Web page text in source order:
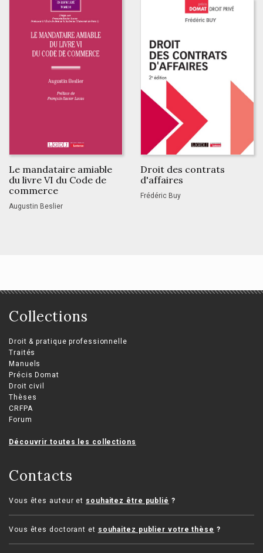
Le mandataire amiable
du livre VI du Code de
commerce
Augustin Beslier
Droit des contrats
d'affaires
Frédéric Buy
Collections
Droit & pratique professionnelle
Traités
Manuels
Précis Domat
Droit civil
Thèses
CRFPA
Forum
Découvrir toutes les collections
Contacts
Vous êtes auteur et souhaitez être publié ?
Vous êtes doctorant et souhaitez publier votre thèse ?